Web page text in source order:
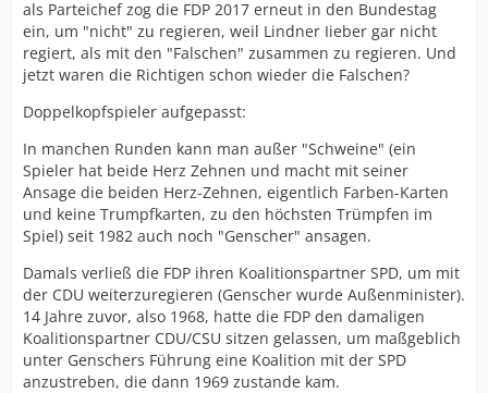
als Parteichef zog die FDP 2017 erneut in den Bundestag
ein, um "nicht" zu regieren, weil Lindner Iieber gar nicht
regiert, als mit den "Falschen" zusammen zu regieren. Und
jetzt waren die Richtigen schon wieder die Falschen?
Doppelkopfspieler aufgepasst:
In manchen Runden kann man außer "Schweine" (ein
Spieler hat beide Herz Zehnen und macht mit seiner
Ansage die beiden Herz-Zehnen, eigentlich Farben-Karten
und keine Trumpfkarten, zu den höchsten Trümpfen im
Spiel) seit 1982 auch noch "Genscher" ansagen.
Damals verließ die FDP ihren Koalitionspartner SPD, um mit
der CDU weiterzuregieren (Genscher wurde Außenminister).
14 Jahre zuvor, also 1968, hatte die FDP den damaligen
Koalitionspartner CDU/CSU sitzen gelassen, um maßgeblich
unter Genschers Führung eine Koalition mit der SPD
anzustreben, die dann 1969 zustande kam.